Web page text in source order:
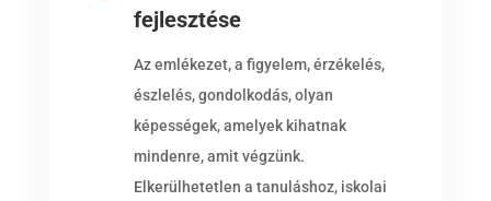
fejlesztése
Az emlékezet, a figyelem, érzékelés,
észlelés, gondolkodás, olyan
képességek, amelyek kihatnak
mindenre, amit végzünk.
Elkerülhetetlen a tanuláshoz, iskolai